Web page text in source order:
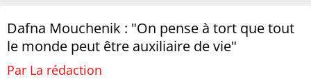
Dafna Mouchenik : "On pense à tort que tout
le monde peut être auxiliaire de vie"
Par La rédaction